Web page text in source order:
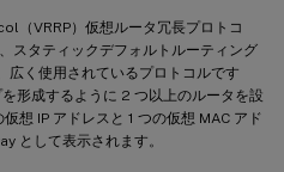
VRRP）仮想ルータ冗長プロトコ
スタティックデフォルトルーティング
広く使用されているプロトコルです
形成するように 2 つ以上のルータを設
想 IP アドレスと 1 つの仮想 MAC アド
として表示されます。